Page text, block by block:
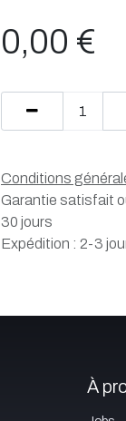
0,00 €
Conditions
Garantie satisfait
30 jours
Expédition : 2-3
À